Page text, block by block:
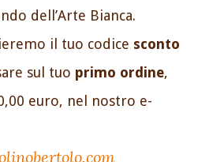
dell’Arte Bianca.
il tuo codice sconto
sul tuo primo ordine,
euro, nel nostro e-